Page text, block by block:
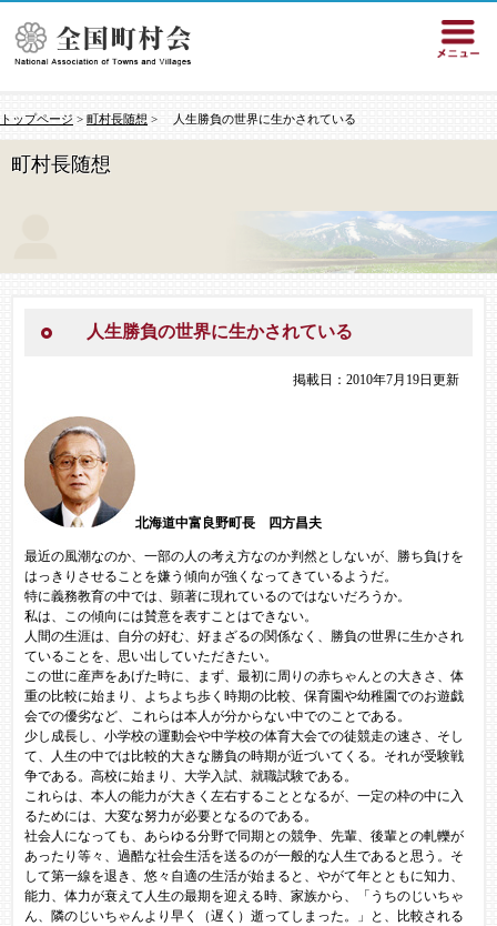
トップページ > 町村長随想 > 人生勝負の世界に生かされている
町村長随想
人生勝負の世界に生かされている
掲載日：2010年7月19日更新
北海道中富良野町長 四方昌夫
最近の風潮なのか、一部の人の考え方なのか判然としないが、勝ち負けを
はっきりさせることを嫌う傾向が強くなってきているようだ。
特に義務教育の中では、顕著に現れているのではないだろうか。
私は、この傾向には賛意を表すことはできない。
人間の生涯は、自分の好む、好まざるの関係なく、勝負の世界に生かされ
ていることを、思い出していただきたい。
この世に産声をあげた時に、まず、最初に周りの赤ちゃんとの大きさ、体
重の比較に始まり、よちよち歩く時期の比較、保育園や幼稚園でのお遊戯
会での優劣など、これらは本人が分からない中でのことである。
少し成長し、小学校の運動会や中学校の体育大会での徒競走の速さ、そし
て、人生の中では比較的大きな勝負の時期が近づいてくる。それが受験戦
争である。高校に始まり、大学入試、就職試験である。
これらは、本人の能力が大きく左右することとなるが、一定の枠の中に入
るためには、大変な努力が必要となるのである。
社会人になっても、あらゆる分野で同期との競争、先輩、後輩との軋轢が
あったり等々、過酷な社会生活を送るのが一般的な人生であると思う。そ
して第一線を退き、悠々自適の生活が始まると、やがて年とともに知力、
能力、体力が衰えて人生の最期を迎える時、家族から、「うちのじいちゃ
ん、隣のじいちゃんより早く（遅く）逝ってしまった。」と、比較される